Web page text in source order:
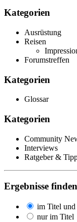
Kategorien
Ausrüstung
Reisen
Forumstreffen
Kategorien
Glossar
Kategorien
Community
Interviews
Ratgeber &
Ergebnisse
im Titel und
nur im Titel